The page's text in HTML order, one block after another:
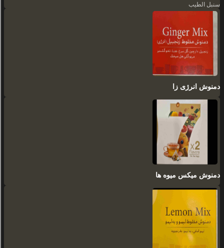
سنبل الطیب
دمنوش انرژی زا
دمنوش میکس میوه ها